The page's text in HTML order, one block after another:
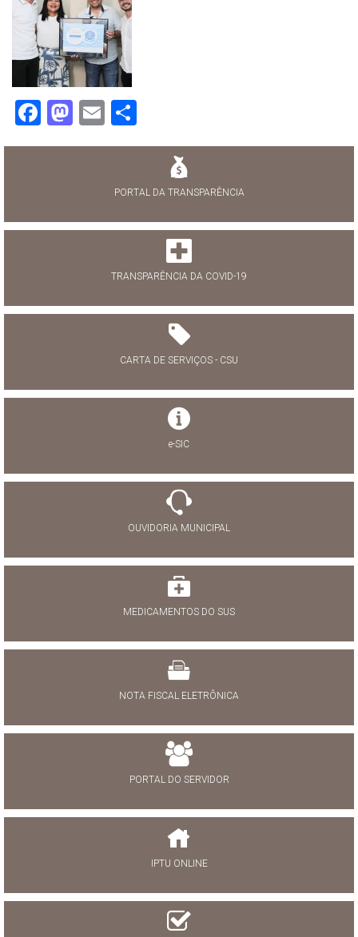
Facebook
Mastodon
Email
PORTAL DA TRANSPARÊNCIA
TRANSPARÊNCIA DA COVID-19
CARTA DE SERVIÇOS - CSU
e-SIC
OUVIDORIA MUNICIPAL
MEDICAMENTOS DO SUS
NOTA FISCAL ELETRÔNICA
PORTAL DO SERVIDOR
IPTU ONLINE